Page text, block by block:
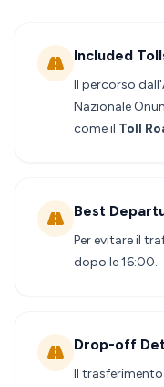
Included
Il percorso
Nazionale
come il Toll
Best
Per evitare il
dopo le 16:00.
Drop-off
Il